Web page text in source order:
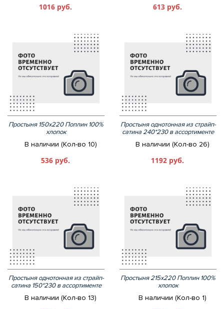
1016 руб. 613 руб.
Простыня 150х220 Поплин 100%
хлопок
В наличии (Кол-во 10)
536 руб.
Простыня однотонная из страйп-
сатина 240*230 в ассортименте
В наличии (Кол-во 26)
1192 руб.
Простыня однотонная из страйп-
сатина 150*230 в ассортименте
В наличии (Кол-во 13)
Простыня 215х220 Поплин 100%
хлопок
В наличии (Кол-во 1)